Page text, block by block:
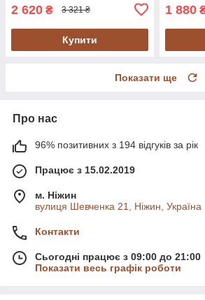
2 620 ₴ 3 321 ₴
Купити
1 880
Показати ще
Про нас
96% позитивних з 194 відгуків за рік
Працює з 15.02.2019
м. Ніжин
вулиця Шевченка 21, Ніжин, Україна
Контакти
Сьогодні працює з 09:00 до 21:00
Показати весь графік роботи